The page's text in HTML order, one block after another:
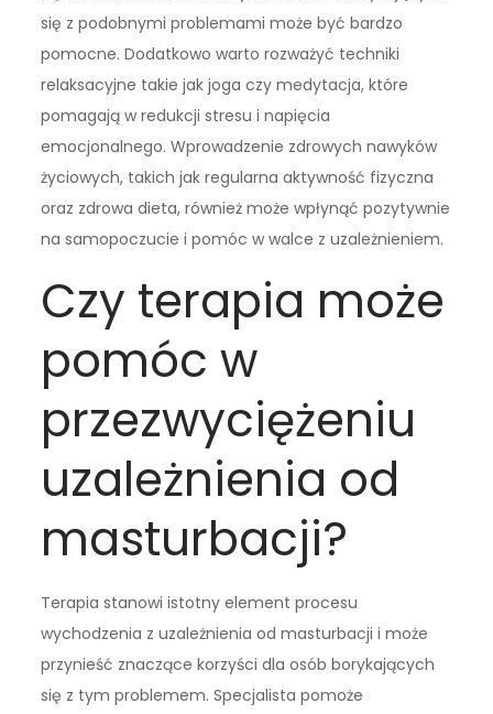
się z podobnymi problemami może być bardzo
pomocne. Dodatkowo warto rozważyć techniki
relaksacyjne takie jak joga czy medytacja, które
pomagają w redukcji stresu i napięcia
emocjonalnego. Wprowadzenie zdrowych nawyków
życiowych, takich jak regularna aktywność fizyczna
oraz zdrowa dieta, również może wpłynąć pozytywnie
na samopoczucie i pomóc w walce z uzależnieniem.
Czy terapia może
pomóc w
przezwyciężeniu
uzależnienia od
masturbacji?
Terapia stanowi istotny element procesu
wychodzenia z uzależnienia od masturbacji i może
przynieść znaczące korzyści dla osób borykających
się z tym problemem. Specjalista pomoże